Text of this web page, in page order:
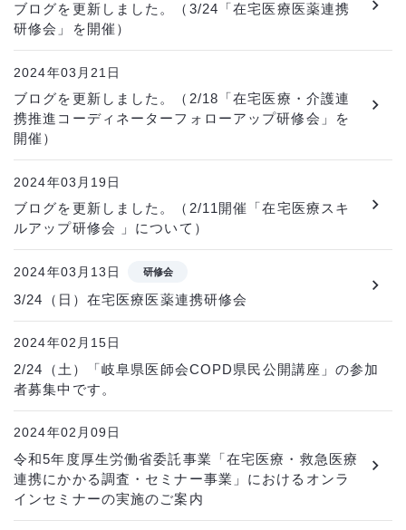
ブログを更新しました。（3/24「在宅医療医薬連携
研修会」を開催）
2024年03月21日
ブログを更新しました。（2/18「在宅医療・介護連
携推進コーディネーターフォローアップ研修会」を
開催）
2024年03月19日
ブログを更新しました。（2/11開催「在宅医療スキ
ルアップ研修会 」について）
2024年03月13日 研修会
3/24（日）在宅医療医薬連携研修会
2024年02月15日
2/24（土）「岐阜県医師会COPD県民公開講座」の参加
者募集中です。
2024年02月09日
令和5年度厚生労働省委託事業「在宅医療・救急医療
連携にかかる調査・セミナー事業」におけるオンラ
インセミナーの実施のご案内